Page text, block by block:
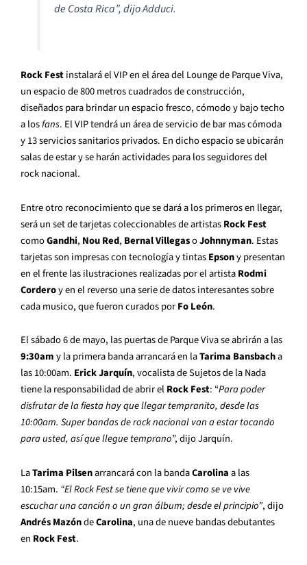
de Costa Rica”,dijo Adduci.
Rock Festinstalará el VIP en el área del Lounge de Parque Viva,
un espacio de 800 metros cuadrados de construcción,
diseñados para brindar un espacio fresco, cómodo y bajo techo
a losfans. El VIP tendrá un área de servicio de bar mas cómoda
y 13 servicios sanitarios privados. En dicho espacio se ubicarán
salas de estar y se harán actividades para los seguidores del
rock nacional.
Entre otro reconocimiento que se dará a los primeros en llegar,
será un set de tarjetas coleccionables de artistasRock Fest
comoGandhi, Nou Red, Bernal VillegasoJohnnyman. Estas
tarjetas son impresas con tecnología y tintasEpsony presentan
en el frente las ilustraciones realizadas por el artistaRodmi
Corderoy en el reverso una serie de datos interesantes sobre
cada musico, que fueron curados porFo León.
El sábado 6 de mayo, las puertas de Parque Viva se abrirán a las
9:30amy la primera banda arrancará en laTarima Bansbacha
las 10:00am. Erick Jarquín, vocalista de Sujetos de la Nada
tiene la responsabilidad de abrir el Rock Fest: “Para poder
disfrutar de la fiesta hay que llegar tempranito, desde las
10:00am. Super bandas de rock nacional van a estar tocando
para usted, así que llegue temprano”, dijo Jarquín.
LaTarima Pilsenarrancará con la bandaCarolinaa las
10:15am. “El Rock Fest se tiene que vivir como se ve vive
escuchar una canción o un gran álbum; desde el principio”, dijo
Andrés MazóndeCarolina, una de nueve bandas debutantes
en Rock Fest.